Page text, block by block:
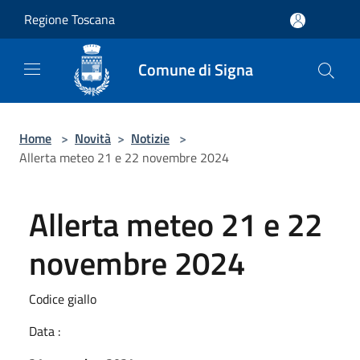
Regione Toscana
Comune di Signa
Home > Novità > Notizie >
Allerta meteo 21 e 22 novembre 2024
Allerta meteo 21 e 22
novembre 2024
Codice giallo
Data :